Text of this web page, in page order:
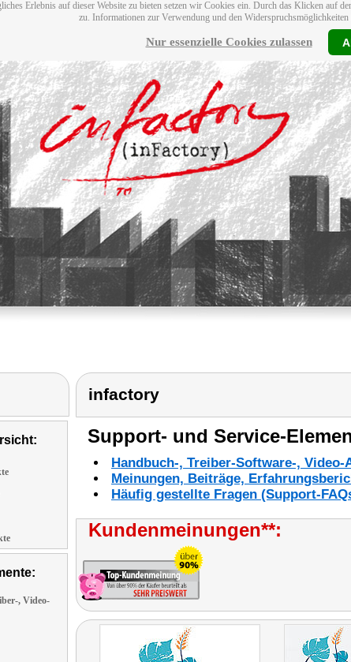
Erlebnis auf dieser Website zu bieten setzen wir Cookies ein. Durch das Klicken auf
zu. Informationen zur Verwendung und den
Nur essenzielle Cookies zulassen
, Video-
infactory
Support- und Service-
Handbuch-, Treiber-Software-,
Meinungen, Beiträge,
Häufig gestellte Fragen (Support-
Kundenmeinungen**: